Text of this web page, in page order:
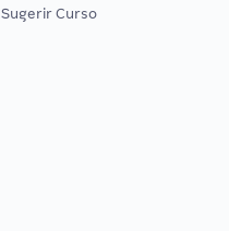
Sugerir Curso